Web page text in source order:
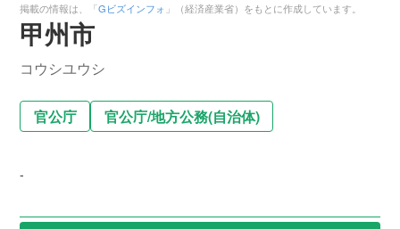
掲載の情報は、「Gビズインフォ 」（経済産業省）をもとに作成しています。
甲州市
コウシユウシ
官公庁 官公庁/地方公務(自治体)
-